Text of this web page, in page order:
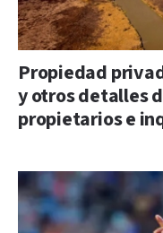
Propiedad
y otros detalles
propietarios e